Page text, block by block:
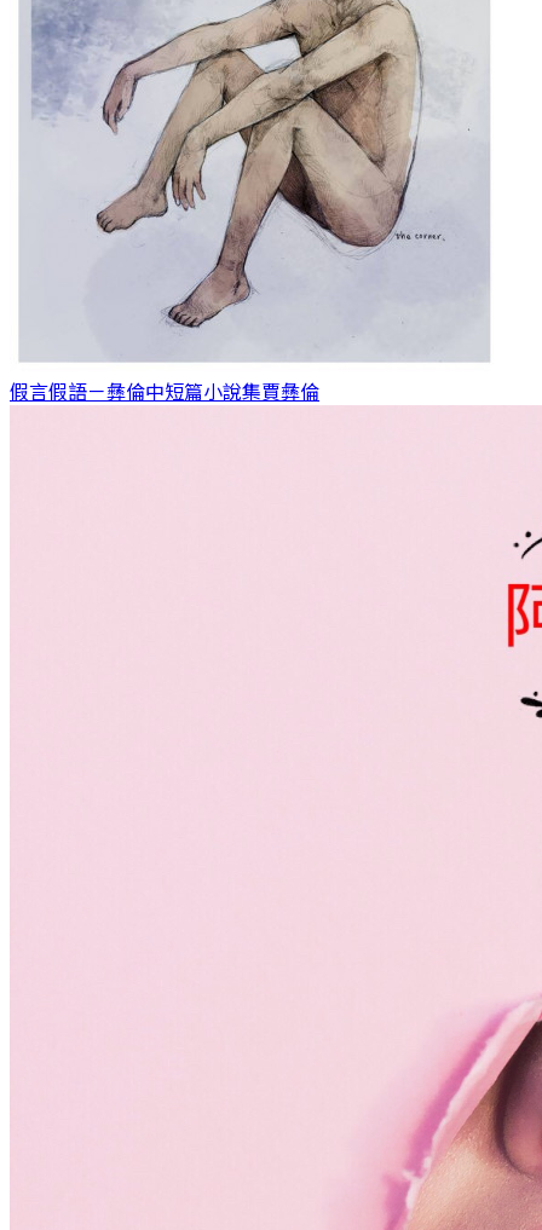
假言假語－彝倫中短篇小說集賈彝倫